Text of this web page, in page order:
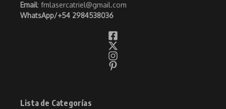
Email: fmlasercatriel@gmail.com
WhatsApp/+54 2984538036
Lista de Categorías